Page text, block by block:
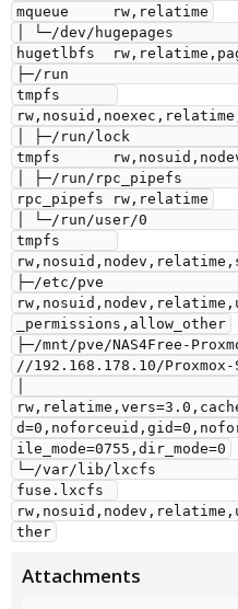
mqueue     rw,relatime
│ └─/dev/hugepages
hugetlbfs
├─/run
tmpfs
│ ├─/run/lock
tmpfs
│ ├─/run/rpc_pipefs
rpc_pipefs rw,relatime
│ └─/run/user/0
tmpfs
├─/etc/pve
_permissions,allow_other
├─/mnt/pve/NAS4Free-
//192.168.178.10/Proxmox-
│
ile_mode=0755,dir_mode=0
└─/var/lib/lxcfs
fuse.lxcfs
Attachments